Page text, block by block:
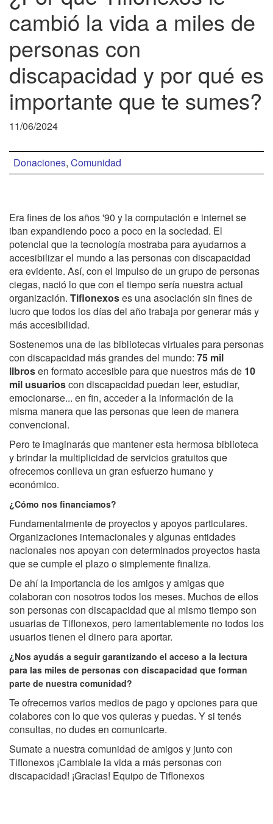
cambió la vida a miles de
personas con
discapacidad y por qué es
importante que te sumes?
11/06/2024
Donaciones, Comunidad
Era fines de los años '90 y la computación e internet se
iban expandiendo poco a poco en la sociedad. El
potencial que la tecnología mostraba para ayudarnos a
accesibilizar el mundo a las personas con discapacidad
era evidente. Así, con el impulso de un grupo de personas
ciegas, nació lo que con el tiempo sería nuestra actual
organización. Tiflonexoses una asociación sin fines de
lucro que todos los días del año trabaja por generar más y
más accesibilidad.
Sostenemos una de las bibliotecas virtuales para personas
con discapacidad más grandes del mundo: 75 mil
librosen formato accesible para que nuestros más de 10
mil usuarioscon discapacidad puedan leer, estudiar,
emocionarse... en fin, acceder a la información de la
misma manera que las personas que leen de manera
convencional.
Pero te imaginarás que mantener esta hermosa biblioteca
y brindar la multiplicidad de servicios gratuitos que
ofrecemos conlleva un gran esfuerzo humano y
económico.
¿Cómo nos financiamos?
Fundamentalmente de proyectos y apoyos particulares.
Organizaciones internacionales y algunas entidades
nacionales nos apoyan con determinados proyectos hasta
que se cumple el plazo o simplemente finaliza.
De ahí la importancia de los amigos y amigas que
colaboran con nosotros todos los meses. Muchos de ellos
son personas con discapacidad que al mismo tiempo son
usuarias de Tiflonexos, pero lamentablemente no todos los
usuarios tienen el dinero para aportar.
¿Nos ayudás a seguir garantizando el acceso a la lectura
para las miles de personas con discapacidad que forman
parte de nuestra comunidad?
Te ofrecemos varios medios de pago y opciones para que
colabores con lo que vos quieras y puedas. Y si tenés
consultas, no dudes en comunicarte.
Sumate a nuestra comunidad de amigos y junto con
Tiflonexos ¡Cambiale la vida a más personas con
discapacidad! ¡Gracias! Equipo de Tiflonexos